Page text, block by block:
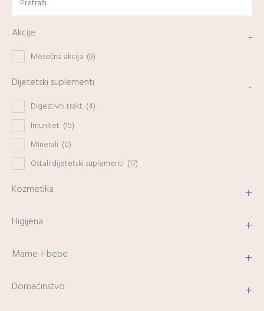
Akcije -
Mesečna akcija (9)
Dijetetski suplementi -
Digestivni trakt (4)
Imunitet (15)
Minerali (0)
Ostali dijetetski suplementi (17)
Kozmetika +
Higijena +
Mame-i-bebe +
Domaćinstvo +